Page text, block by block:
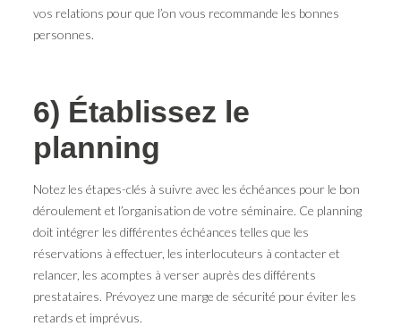
vos relations pour que l’on vous recommande les bonnes
personnes.
6) Établissez le
planning
Notez les étapes-clés à suivre avec les échéances pour le bon
déroulement et l’organisation de votre séminaire. Ce planning
doit intégrer les différentes échéances telles que les
réservations à effectuer, les interlocuteurs à contacter et
relancer, les acomptes à verser auprès des différents
prestataires. Prévoyez une marge de sécurité pour éviter les
retards et imprévus.